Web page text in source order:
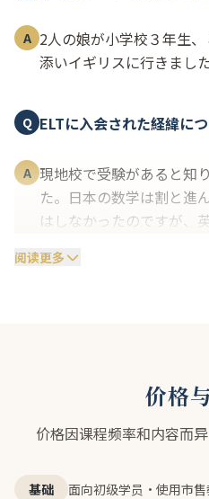
A 2人の娘が小学校３年生
添いイギリスに行きました
Q ELTに入会された経緯に
A 現地校で受験があると知
た。日本の数学は割と進
はしなかったのですが、
た。レッスンでは笑い声
うだなと思って見ていま
Q お子様のご進学先につい
阅读更多
价格
价格因课程频率和内容而
基础 面向初级学员・使用市